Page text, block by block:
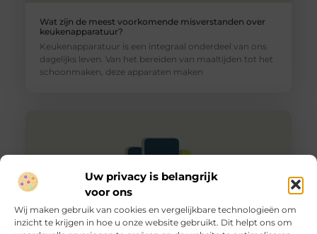
Uw privacy is belangrijk
voor ons
Wij maken gebruik van cookies en vergelijkbare technologieën om
inzicht te krijgen in hoe u onze website gebruikt. Dit helpt ons om
Wat zijn de meest voorkomende misverstanden over
keukenapparatuur?
Keukenapparatuur is een integraal onderdeel van ons
dagelijks leven. Van het bereiden van maaltijden tot het
schoonmaken, deze apparaten maken